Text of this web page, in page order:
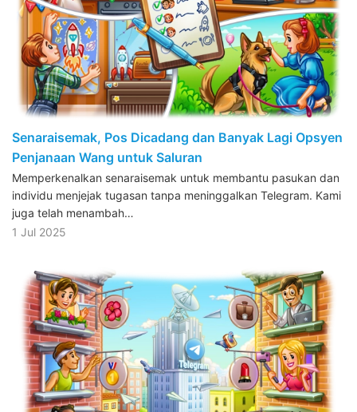
Senaraisemak, Pos Dicadang dan Banyak Lagi Opsyen
Penjanaan Wang untuk Saluran
Memperkenalkan senaraisemak untuk membantu pasukan dan
individu menjejak tugasan tanpa meninggalkan Telegram. Kami
juga telah menambah…
1 Jul 2025